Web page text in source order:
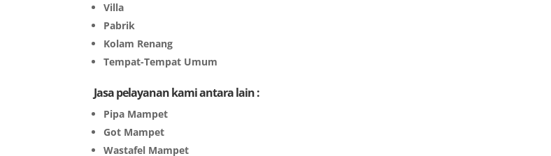
Villa
Pabrik
Kolam Renang
Tempat-Tempat Umum
Jasa pelayanan kami antara lain :
Pipa Mampet
Got Mampet
Wastafel Mampet